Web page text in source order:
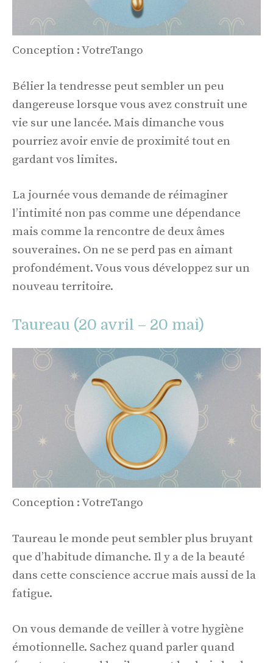
Conception : VotreTango
Bélier la tendresse peut sembler un peu
dangereuse lorsque vous avez construit une
vie sur une lancée. Mais dimanche vous
pourriez avoir envie de proximité tout en
gardant vos limites.
La journée vous demande de réimaginer
l’intimité non pas comme une dépendance
mais comme la rencontre de deux âmes
souveraines. On ne se perd pas en aimant
profondément. Vous vous développez sur un
nouveau territoire.
Taureau (20 avril – 20 mai)
Conception : VotreTango
Taureau le monde peut sembler plus bruyant
que d’habitude dimanche. Il y a de la beauté
dans cette conscience accrue mais aussi de la
fatigue.
On vous demande de veiller à votre hygiène
émotionnelle. Sachez quand parler quand